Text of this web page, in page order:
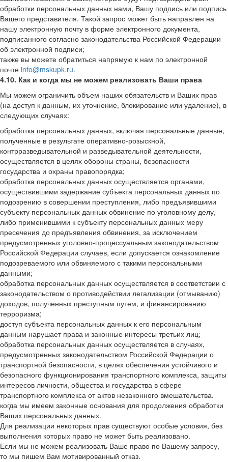
обработки персональных данных нами, Вашу подпись или подпись
Вашего представителя. Такой запрос может быть направлен на
нашу электронную почту в форме электронного документа,
подписанного согласно законодательства Российской Федерации
об электронной подписи;
также вы можете обратиться напрямую к нам по электронной
почте info@mskupk.ru.
4.10. Как и когда мы не можем реализовать Ваши права
Мы можем ограничить объем наших обязательств и Ваших прав
(на доступ к данным, их уточнение, блокирование или удаление), в
следующих случаях:
обработка персональных данных, включая персональные данные,
полученные в результате оперативно-розыскной,
контрразведывательной и разведывательной деятельности,
осуществляется в целях обороны страны, безопасности
государства и охраны правопорядка;
обработка персональных данных осуществляется органами,
осуществившими задержание субъекта персональных данных по
подозрению в совершении преступления, либо предъявившими
субъекту персональных данных обвинение по уголовному делу,
либо применившими к субъекту персональных данных меру
пресечения до предъявления обвинения, за исключением
предусмотренных уголовно-процессуальным законодательством
Российской Федерации случаев, если допускается ознакомление
подозреваемого или обвиняемого с такими персональными
данными;
обработка персональных данных осуществляется в соответствии с
законодательством о противодействии легализации (отмыванию)
доходов, полученных преступным путем, и финансированию
терроризма;
доступ субъекта персональных данных к его персональным
данным нарушает права и законные интересы третьих лиц;
обработка персональных данных осуществляется в случаях,
предусмотренных законодательством Российской Федерации о
транспортной безопасности, в целях обеспечения устойчивого и
безопасного функционирования транспортного комплекса, защиты
интересов личности, общества и государства в сфере
транспортного комплекса от актов незаконного вмешательства.
когда мы имеем законные основания для продолжения обработки
Ваших персональных данных.
Для реализации некоторых прав существуют особые условия, без
выполнения которых право не может быть реализовано.
Если мы не можем реализовать Ваше право по Вашему запросу,
то мы пишем Вам мотивированный отказ.